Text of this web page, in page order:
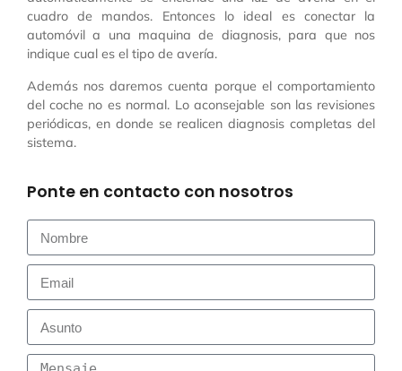
cuadro de mandos. Entonces lo ideal es conectar la
automóvil a una maquina de diagnosis, para que nos
indique cual es el tipo de avería.
Además nos daremos cuenta porque el comportamiento
del coche no es normal. Lo aconsejable son las revisiones
periódicas, en donde se realicen diagnosis completas del
sistema.
Ponte en contacto con nosotros